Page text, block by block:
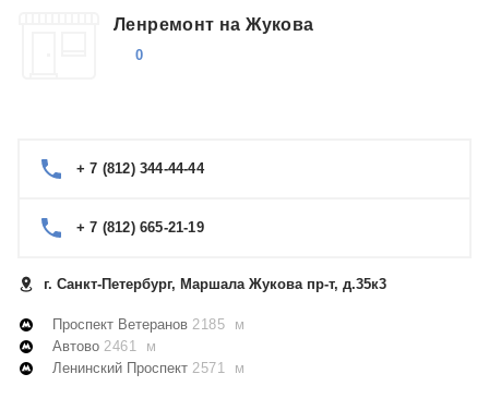
Ленремонт на Жукова
0
+ 7 (812) 344-44-44
+ 7 (812) 665-21-19
г. Санкт-Петербург, Маршала Жукова пр-т, д.35к3
Проспект Ветеранов 2185 м
Автово 2461 м
Ленинский Проспект 2571 м